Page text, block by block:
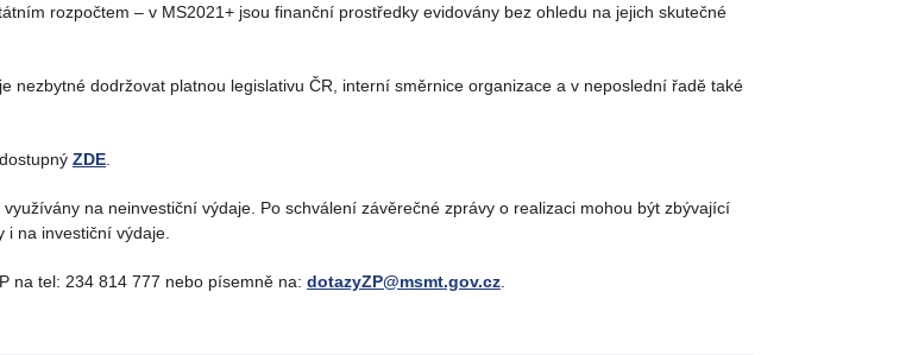
rozpočtem – v MS2021+ jsou finanční prostředky evidovány bez ohledu na jejich skutečné
nezbytné dodržovat platnou legislativu ČR, interní směrnice organizace a v neposlední řadě také
ZDE
na neinvestiční výdaje. Po schválení závěrečné zprávy o realizaci mohou být zbývající
na investiční výdaje.
na tel: 234 814 777 nebo písemně na: dotazyZP@msmt.gov.cz